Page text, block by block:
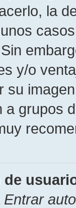
la
y/o
su
grupos
Entrar